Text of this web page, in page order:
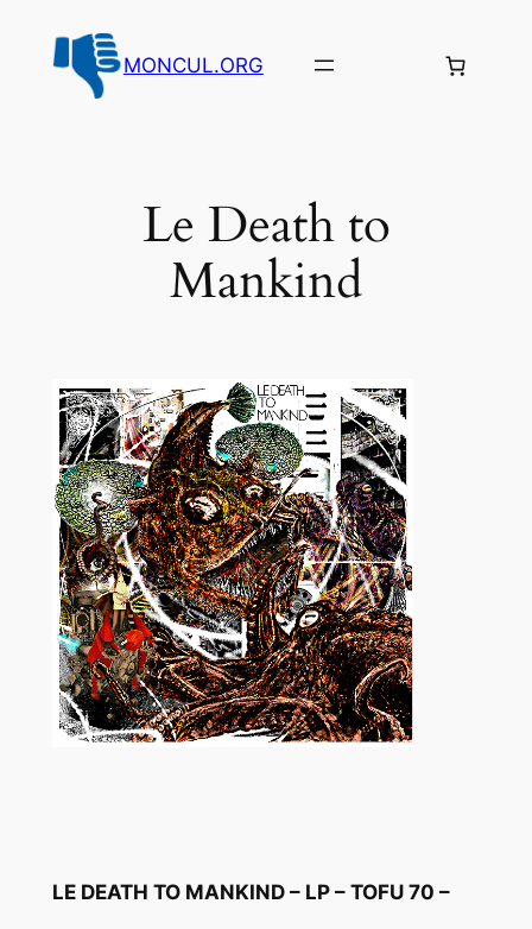
contenu
MONCUL.ORG
Le Death to
Mankind
LE DEATH TO MANKIND – LP – TOFU 70 –